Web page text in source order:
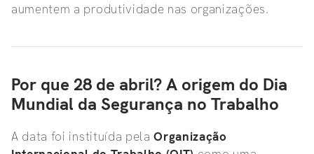
aumentem a produtividade nas organizações.
Por que 28 de abril? A origem do Dia
Mundial da Segurança no Trabalho
A data foi instituída pelaOrganização